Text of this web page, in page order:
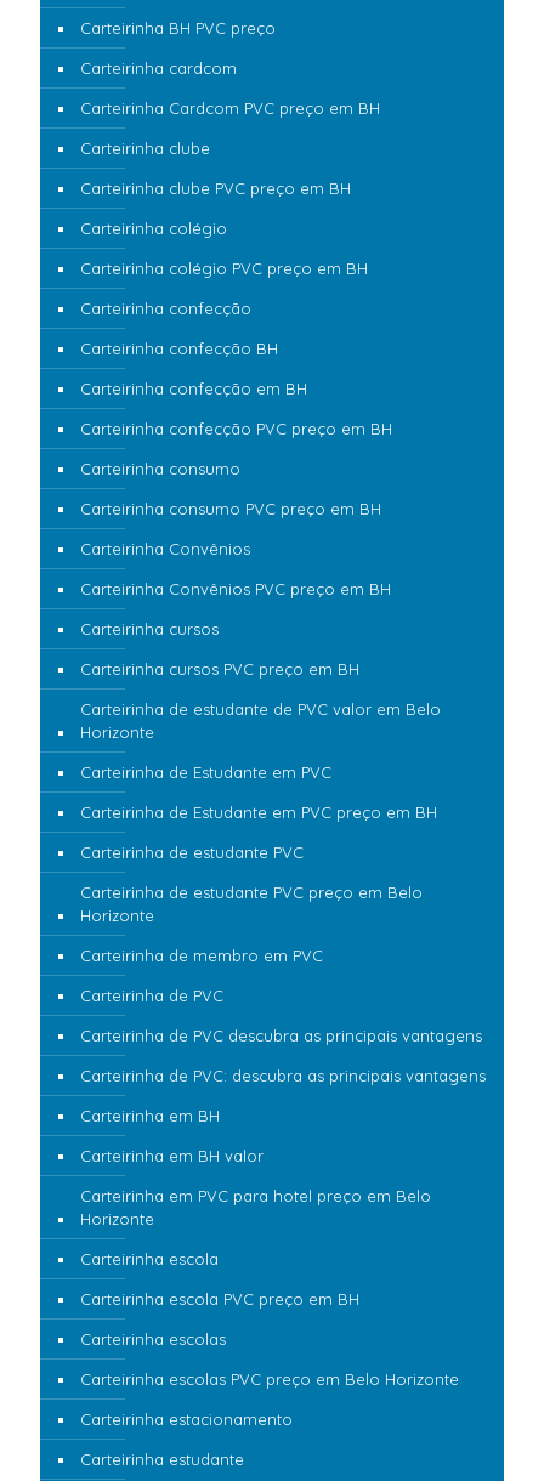
Carteirinha BH PVC preço
Carteirinha cardcom
Carteirinha Cardcom PVC preço em BH
Carteirinha clube
Carteirinha clube PVC preço em BH
Carteirinha colégio
Carteirinha colégio PVC preço em BH
Carteirinha confecção
Carteirinha confecção BH
Carteirinha confecção em BH
Carteirinha confecção PVC preço em BH
Carteirinha consumo
Carteirinha consumo PVC preço em BH
Carteirinha Convênios
Carteirinha Convênios PVC preço em BH
Carteirinha cursos
Carteirinha cursos PVC preço em BH
Carteirinha de estudante de PVC valor em Belo
Horizonte
Carteirinha de Estudante em PVC
Carteirinha de Estudante em PVC preço em BH
Carteirinha de estudante PVC
Carteirinha de estudante PVC preço em Belo
Horizonte
Carteirinha de membro em PVC
Carteirinha de PVC
Carteirinha de PVC descubra as principais vantagens
Carteirinha de PVC: descubra as principais vantagens
Carteirinha em BH
Carteirinha em BH valor
Carteirinha em PVC para hotel preço em Belo
Horizonte
Carteirinha escola
Carteirinha escola PVC preço em BH
Carteirinha escolas
Carteirinha escolas PVC preço em Belo Horizonte
Carteirinha estacionamento
Carteirinha estudante